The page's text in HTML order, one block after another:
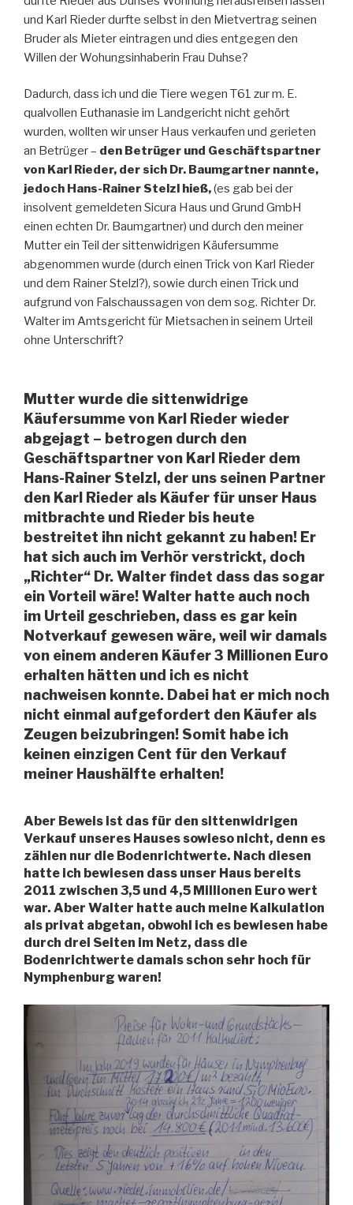
und Karl Rieder durfte selbst in den Mietvertrag seinen
Bruder als Mieter eintragen und dies entgegen den
Willen der Wohungsinhaberin Frau Duhse?
Dadurch, dass ich und die Tiere wegen T61 zur m. E.
qualvollen Euthanasie im Landgericht nicht gehört
wurden, wollten wir unser Haus verkaufen und gerieten
an Betrüger – den Betrüger und Geschäftspartner
von Karl Rieder, der sich Dr. Baumgartner nannte,
jedoch Hans-Rainer Stelzl hieß,(es gab bei der
insolvent gemeldeten Sicura Haus und Grund GmbH
einen echten Dr. Baumgartner) und durch den meiner
Mutter ein Teil der sittenwidrigen Käufersumme
abgenommen wurde (durch einen Trick von Karl Rieder
und dem Rainer Stelzl?), sowie durch einen Trick und
aufgrund von Falschaussagen von dem sog. Richter Dr.
Walter im Amtsgericht für Mietsachen in seinem Urteil
ohne Unterschrift?
Mutter wurde die sittenwidrige
Käufersumme von Karl Rieder wieder
abgejagt – betrogen durch den
Geschäftspartner von Karl Rieder dem
Hans-Rainer Stelzl, der uns seinen Partner
den Karl Rieder als Käufer für unser Haus
mitbrachte und Rieder bis heute
bestreitet ihn nicht gekannt zu haben! Er
hat sich auch im Verhör verstrickt, doch
„Richter“ Dr. Walter findet dass das sogar
ein Vorteil wäre! Walter hatte auch noch
im Urteil geschrieben, dass es gar kein
Notverkauf gewesen wäre, weil wir damals
von einem anderen Käufer 3 Millionen Euro
erhalten hätten und ich es nicht
nachweisen konnte. Dabei hat er mich noch
nicht einmal aufgefordert den Käufer als
Zeugen beizubringen! Somit habe ich
keinen einzigen Cent für den Verkauf
meiner Haushälfte erhalten!
Aber Beweis ist das für den sittenwidrigen
Verkauf unseres Hauses sowieso nicht, denn es
zählen nur die Bodenrichtwerte. Nach diesen
hatte ich bewiesen dass unser Haus bereits
2011 zwischen 3,5 und 4,5 Millionen Euro wert
war. Aber Walter hatte auch meine Kalkulation
als privat abgetan, obwohl ich es bewiesen habe
durch drei Seiten im Netz, dass die
Bodenrichtwerte damals schon sehr hoch für
Nymphenburg waren!